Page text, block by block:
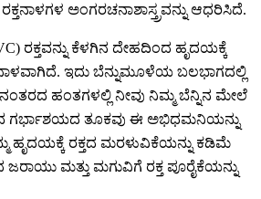
ಅಂಗರಚನಾಶಾಸ್ತ್ರವನ್ನು ಆಧರಿಸಿದೆ.
ರಕ್ತವನ್ನು ಕೆಳಗಿನ ದೇಹದಿಂದ ಹೃದಯಕ್ಕೆ
ಇದು ಬೆನ್ನುಮೂಳೆಯ ಬಲಭಾಗದಲ್ಲಿ
ಹಂತಗಳಲ್ಲಿ ನೀವು ನಿಮ್ಮ ಬೆನ್ನಿನ ಮೇಲೆ
ಗರ್ಭಾಶಯದ ತೂಕವು ಈ ಅಭಿಧಮನಿಯನ್ನು
ಹೃದಯಕ್ಕೆ ರಕ್ತದ ಮರಳುವಿಕೆಯನ್ನು ಕಡಿಮೆ
ಜರಾಯು ಮತ್ತು ಮಗುವಿಗೆ ರಕ್ತ ಪೂರೈಕೆಯನ್ನು